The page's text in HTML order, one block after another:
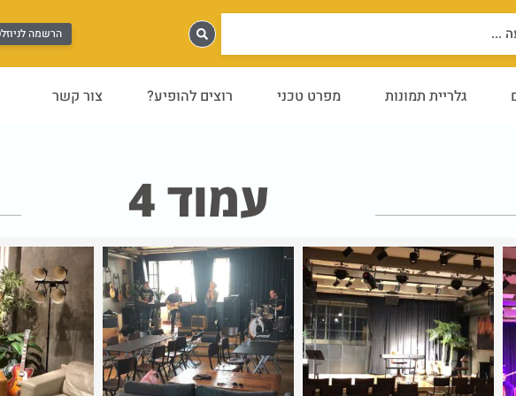
הרשמה
גלריית תמונות מפרט טכני רוצים להופיע? צור קשר
עמוד 4